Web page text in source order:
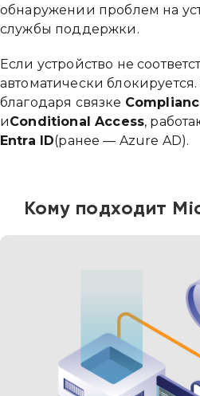
обнаружении проблем на
службы поддержки.
Если устройство не
автоматически блокируется.
благодаря связке
иConditional Access,
Entra ID(ранее — Azure AD).
Кому подходит